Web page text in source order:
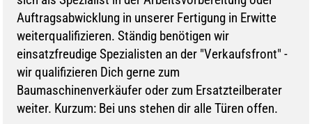
Auftragsabwicklung in unserer Fertigung in Erwitte
weiterqualifizieren. Ständig benötigen wir
einsatzfreudige Spezialisten an der "Verkaufsfront" -
wir qualifizieren Dich gerne zum
Baumaschinenverkäufer oder zum Ersatzteilberater
weiter. Kurzum: Bei uns stehen dir alle Türen offen.